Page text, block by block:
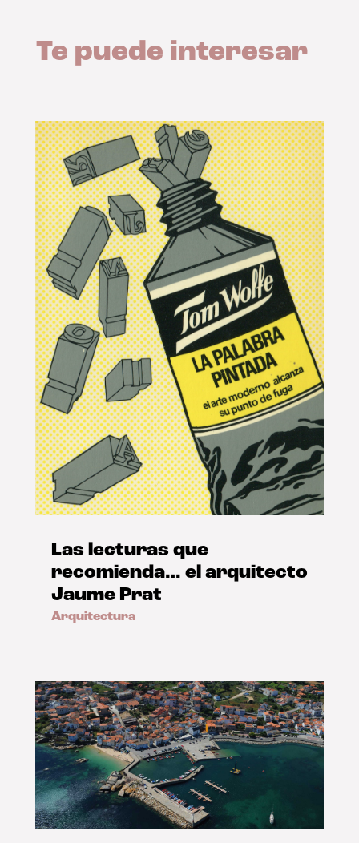
Te puede interesar
Las lecturas que
recomienda… el arquitecto
Jaume Prat
Arquitectura